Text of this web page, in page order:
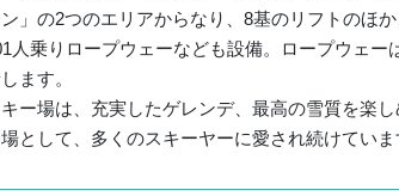
」の2つのエリアからなり、8基のリフトのほ
人乗りロープウェーなども設備。ロープウェー
ます。
ー場は、充実したゲレンデ、最高の雪質を楽
として、多くのスキーヤーに愛され続けていま